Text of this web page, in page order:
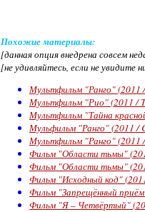
Похожие материалы:
[данная опция внедрена совсем
[не удивляйтесь, если не увидите
Мультфильм "Ранго" (2011
Мультфильм "Рио" (2011 /
Мультфильм "Тайна
Мульфильм "Ранго" (2011 /
Мультфильм "Ранго" (2011
Фильм "Области тьмы"
Фильм "Области тьмы"
Фильм "Исходный код"
Фильм "Запрещённый
Фильм "Я – Четвёртый"